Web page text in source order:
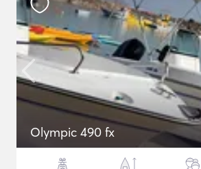
Olympic 490 fx